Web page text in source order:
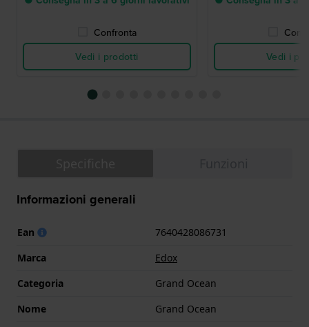
Confronta
Vedi i prodotti
Vedi i
Informazioni generali
Ean
7640428086731
Marca
Edox
Categoria
Grand Ocean
Nome
Grand Ocean